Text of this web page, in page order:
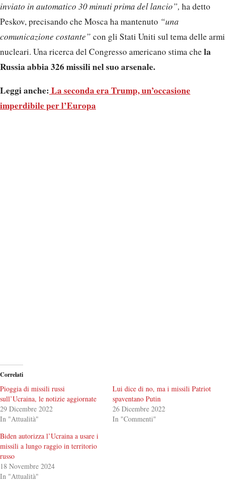
inviato in automatico 30 minuti prima del lancio”, ha detto
Peskov, precisando che Mosca ha mantenuto “una
comunicazione costante” con gli Stati Uniti sul tema delle armi
nucleari. Una ricerca del Congresso americano stima chela
Russia abbia 326 missili nel suo arsenale.
Leggi anche: La seconda era Trump, un’occasione
imperdibile per l’Europa
Correlati
Pioggia di missili russi
sull’Ucraina, le notizie aggiornate
29 Dicembre 2022
In "Attualità"
Lui dice di no, ma i missili Patriot
spaventano Putin
26 Dicembre 2022
In "Commenti"
Biden autorizza l’Ucraina a usare i
missili a lungo raggio in territorio
russo
18 Novembre 2024
In "Attualità"